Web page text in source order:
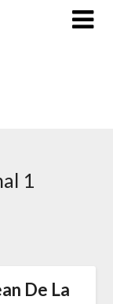
1
De La